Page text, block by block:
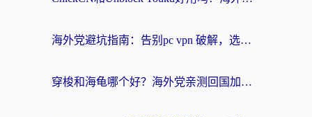
海外党避坑指南：告别pc vpn 破解，选对回国加速器轻松访问国内资源
穿梭和海龟哪个好？海外党亲测回国加速器，附电脑免费VPN推荐